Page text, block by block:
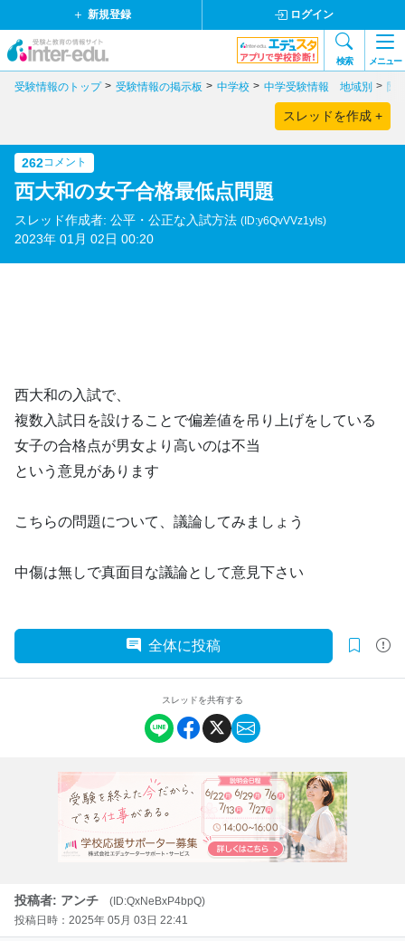
新規登録 ログイン
検索 メニュー
受験情報のトップ 受験情報の掲示板 中学校 中学受験情報 地域別 関
スレッドを作成 +
262コメント
西大和の女子合格最低点問題
スレッド作成者: 公平・公正な入試方法 (ID:y6QvVVz1yIs)
2023年 01月 02日 00:20
西大和の入試で、
複数入試日を設けることで偏差値を吊り上げをしている
女子の合格点が男女より高いのは不当
という意見があります
こちらの問題について、議論してみましょう
中傷は無しで真面目な議論として意見下さい
全体に投稿
スレッドを共有する
投稿者: アンチ
(ID:QxNeBxP4bpQ)
投稿日時：2025年 05月 03日 22:41